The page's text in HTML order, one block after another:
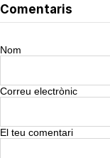
Comentaris
Nom
Correu electrònic
El teu comentari